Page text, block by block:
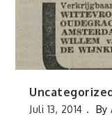
Juli 13, 2014 By